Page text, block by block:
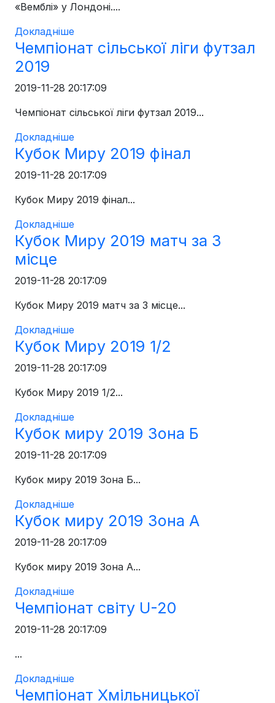
«Вемблі» у Лондоні....
Докладніше
Чемпіонат сільської ліги футзал
2019
2019-11-28 20:17:09
Чемпіонат сільської ліги футзал 2019...
Докладніше
Кубок Миру 2019 фінал
2019-11-28 20:17:09
Кубок Миру 2019 фінал...
Докладніше
Кубок Миру 2019 матч за 3
місце
2019-11-28 20:17:09
Кубок Миру 2019 матч за 3 місце...
Докладніше
Кубок Миру 2019 1/2
2019-11-28 20:17:09
Кубок Миру 2019 1/2...
Докладніше
Кубок миру 2019 Зона Б
2019-11-28 20:17:09
Кубок миру 2019 Зона Б...
Докладніше
Кубок миру 2019 Зона А
2019-11-28 20:17:09
Кубок миру 2019 Зона А...
Докладніше
Чемпіонат світу U-20
2019-11-28 20:17:09
...
Докладніше
Чемпіонат Хмільницької